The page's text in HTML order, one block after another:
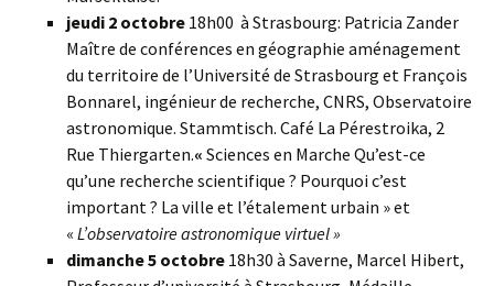
jeudi 2 octobre 18h00 à Strasbourg: Patricia Zander
Maître de conférences en géographie aménagement
du territoire de l’Université de Strasbourg et François
Bonnarel, ingénieur de recherche, CNRS, Observatoire
astronomique. Stammtisch. Café La Pérestroika, 2
Rue Thiergarten.« Sciences en Marche Qu’est-ce
qu’une recherche scientifique ? Pourquoi c’est
important ? La ville et l’étalement urbain » et
« L’observatoire astronomique virtuel »
dimanche 5 octobre 18h30 à Saverne, Marcel Hibert,